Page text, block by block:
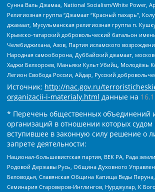
Сунна Валь Джамаа, National Socialism/White Power,
Религиозная группа “Джамаат “Красный пахарь”,
джамаат, Мусульманская религиозная группа п.
Крымско-татарский добровольческий батальон
Челебиджихана, Азов, Партия исламского
Народная самооборона, Дуббайский джамаат,
Хаджи Белхороев, Маньяки Культ Убийц, Молодёжь
Легион Свобода России, Айдар, Русский
Источник: http://nac.gov.ru/
organizacii-i-materialy.html данные на
* Перечень общественных объединений
организаций в отношении которых судом
вступившее в законную силу решение о
запрете деятельности:
Национал-большевистская партия, ВЕК РА, Рада
Родовой Державы Русь, Община Духовного
Беловодья, Славянская Община Капища Веды
Семинария Староверов-Инглингов, Нурджулар, К